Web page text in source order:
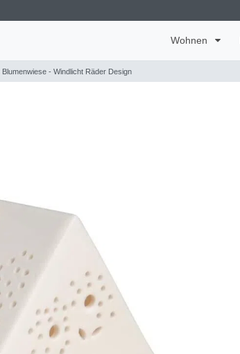
Wohnen
Blumenwiese - Windlicht Räder Design